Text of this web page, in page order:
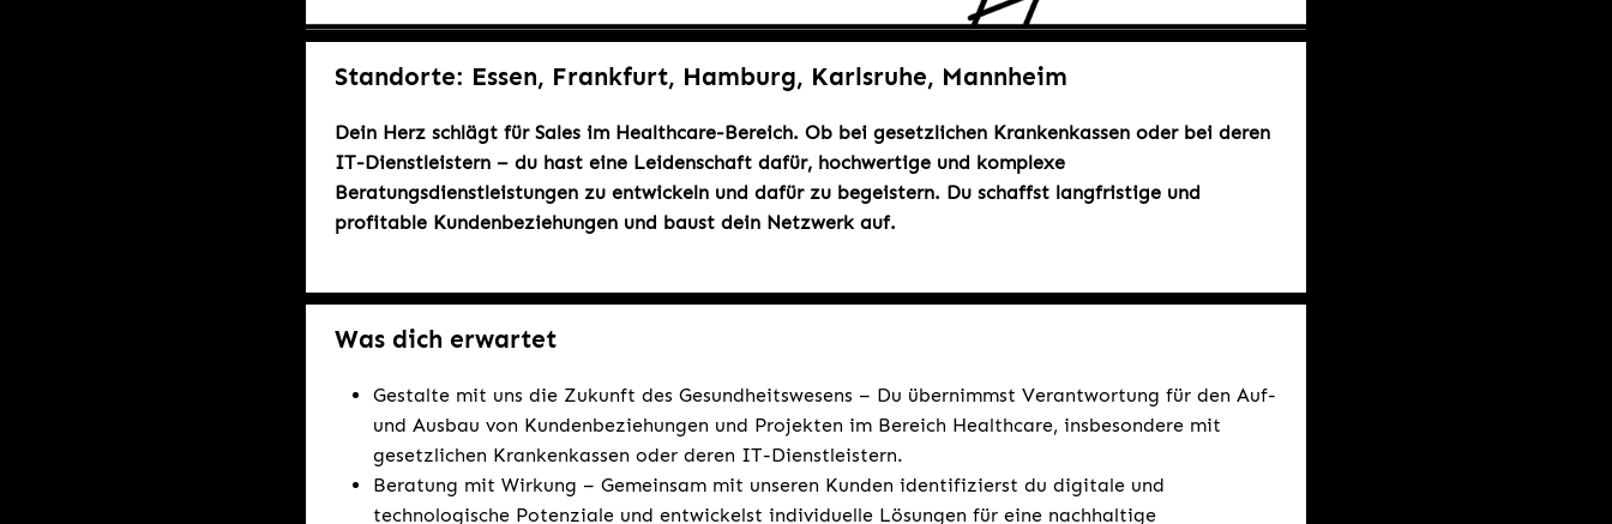
Standorte: Essen, Frankfurt, Hamburg, Karlsruhe, Mannheim
Dein Herz schlägt für Sales im Healthcare-Bereich. Ob bei gesetzlichen Krankenkassen oder bei deren
IT-Dienstleistern – du hast eine Leidenschaft dafür, hochwertige und komplexe
Beratungsdienstleistungen zu entwickeln und dafür zu begeistern. Du schaffst langfristige und
profitable Kundenbeziehungen und baust dein Netzwerk auf.
Was dich erwartet
Gestalte mit uns die Zukunft des Gesundheitswesens – Du übernimmst Verantwortung für den Auf-
und Ausbau von Kundenbeziehungen und Projekten im Bereich Healthcare, insbesondere mit
gesetzlichen Krankenkassen oder deren IT-Dienstleistern.
Beratung mit Wirkung – Gemeinsam mit unseren Kunden identifizierst du digitale und
technologische Potenziale und entwickelst individuelle Lösungen für eine nachhaltige